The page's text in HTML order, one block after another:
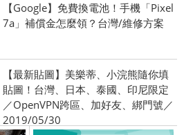
【Google】免費換電池！手機「Pixel
7a」補償金怎麼領？台灣/維修方案
【最新貼圖】美樂蒂、小浣熊隨你填
貼圖！台灣、日本、泰國、印尼限定
／OpenVPN跨區、加好友、綁門號／
2019/05/30